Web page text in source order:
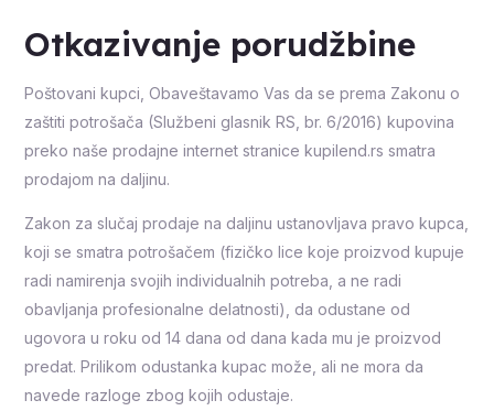
Otkazivanje porudžbine
Poštovani kupci, Obaveštavamo Vas da se prema Zakonu o
zaštiti potrošača (Službeni glasnik RS, br. 6/2016) kupovina
preko naše prodajne internet stranice kupilend.rs smatra
prodajom na daljinu.
Zakon za slučaj prodaje na daljinu ustanovljava pravo kupca,
koji se smatra potrošačem (fizičko lice koje proizvod kupuje
radi namirenja svojih individualnih potreba, a ne radi
obavljanja profesionalne delatnosti), da odustane od
ugovora u roku od 14 dana od dana kada mu je proizvod
predat. Prilikom odustanka kupac može, ali ne mora da
navede razloge zbog kojih odustaje.